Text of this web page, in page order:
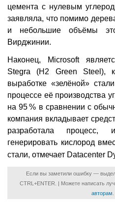
цемента с нулевым
заявляла, что помимо
и небольшие объёмы
Вирджинии.
Наконец, Microsoft
Stegra (H2 Green Steel),
выработке «зелёной»
процессе её производства
на 95 % в сравнении с
компания вкладывает
разработала
генерировать кислород
стали, отмечает Datacenter
Если вы заметили ошибку —
CTRL+ENTER. | Можете написать
авторам